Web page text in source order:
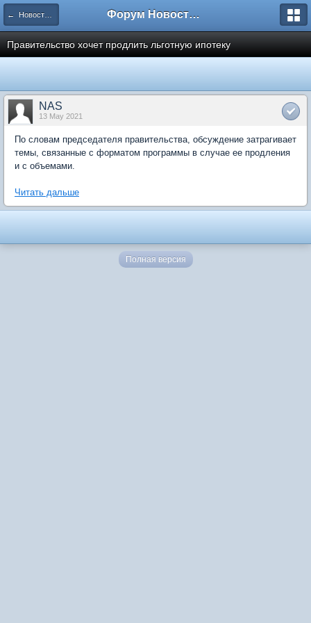
← Новости рынка недвижимости Форум Новостройки
Правительство хочет продлить льготную ипотеку
NAS
13 May 2021
По словам председателя правительства, обсуждение затрагивает
темы, связанные с форматом программы в случае ее продления
и с объемами.
Читать дальше
Полная версия